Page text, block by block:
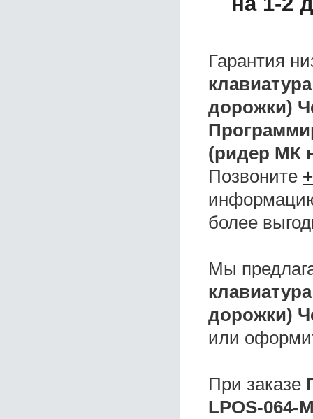
Гарантия
дорожки)
(ридер МК
Позвоните
более
Мы
дорожки)
или
При заказе
LPOS-064-